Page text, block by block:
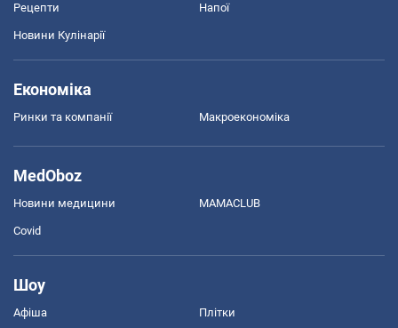
Рецепти Напої
Новини Кулінарії
Економіка
Ринки та компанії Макроекономіка
MedOboz
Новини медицини MAMACLUB
Covid
Шоу
Афіша Плітки